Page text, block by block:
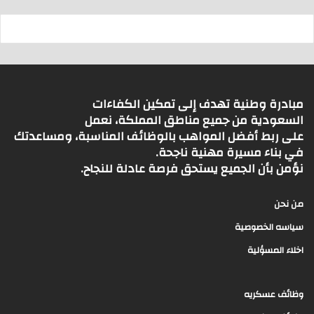
مبادرة وطنية تهدف إلى تمكين الكفاءات
السعودية من جميع مناطق المملكة، نعمل
على ربط أفضل المواهب بالوظائف المناسبة، ومساعدتك
في بناء مسيرة مهنية ناجحة.
نؤمن بأن الجميع يستحق فرصة عادلة للنجاح.
من نحن
سياسه الخصوصية
اخلاء المسؤلية
وظائف عسكريه